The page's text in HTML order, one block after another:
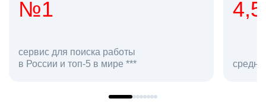
***
средняя оценка hh.ru как